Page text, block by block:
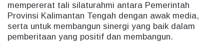
mempererat tali silaturahmi antara Pemerintah
Provinsi Kalimantan Tengah dengan awak media,
serta untuk membangun sinergi yang baik dalam
pemberitaan yang positif dan membangun.